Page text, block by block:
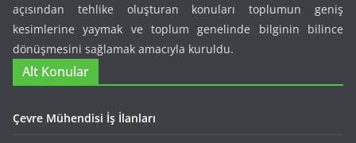
açısından tehlike oluşturan konuları toplumun geniş
kesimlerine yaymak ve toplum genelinde bilginin bilince
dönüşmesini sağlamak amacıyla kuruldu.
Alt Konular
Çevre Mühendisi İş İlanları